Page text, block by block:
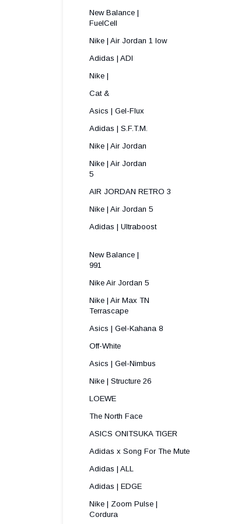
New Balance |
Nike | Air Jordan 1 low
Adidas | ADI
Nike |
Cat &
Asics | Gel-Flux
Adidas | S.F.T.M.
Nike | Air Jordan
Nike | Air Jordan
5
AIR JORDAN RETRO 3
Nike | Air Jordan 5
Adidas | Ultraboost
New Balance |
Nike Air Jordan 5
Nike | Air Max TN
Asics | Gel-Kahana 8
Off-White
Asics | Gel-Nimbus
Nike | Structure 26
LOEWE
The North Face
ASICS ONITSUKA TIGER
Adidas x Song For The Mute
Adidas | ALL
Adidas | EDGE
Nike | Zoom Pulse |